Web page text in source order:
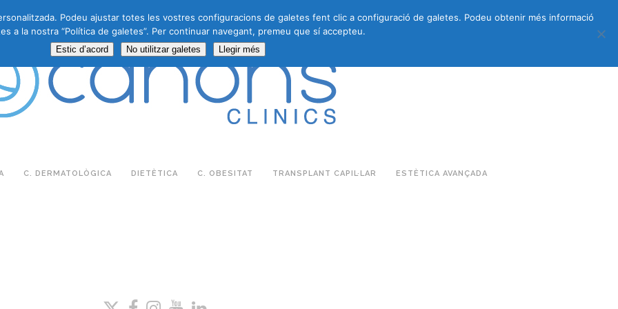
683 27 07 09 683 27 07 09 E-COMMERCE
C. DERMATOLÒGICA DIETÈTICA C. OBESITAT TRANSPLANT CAPIL·LAR ESTÈTICA AVANÇADA
Podeu ajustar totes les vostres configuracions de galetes fent clic a configuració de galetes. Podeu obtenir més informació
a la nostra “Política de galetes”. Per continuar navegant, premeu que sí accepteu.
Estic d’acord No utilitzar galetes Llegir més